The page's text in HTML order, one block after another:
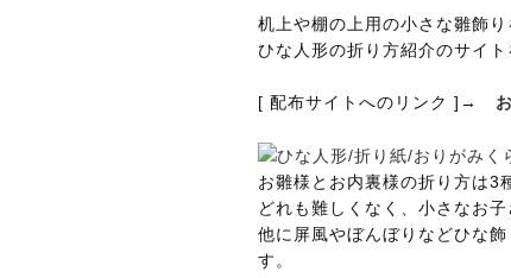
机上や棚の上用の小さな雛飾
ひな人形の折り方紹介のサイト
[ 配布サイトへのリンク ]→
お雛様とお内裏様の折り方は3
どれも難しくなく、小さなお
他に屏風やぼんぼりなどひな
す。